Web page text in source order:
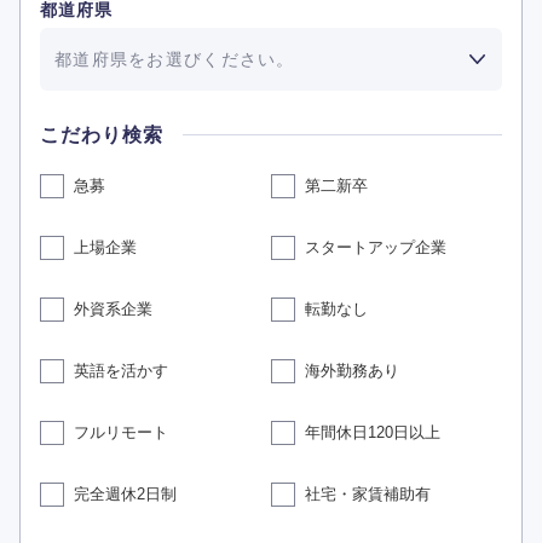
都道府県
都道府県をお選びください。
こだわり検索
急募 第二新卒
上場企業 スタートアップ企業
外資系企業 転勤なし
英語を活かす 海外勤務あり
フルリモート 年間休日120日以上
完全週休2日制 社宅・家賃補助有